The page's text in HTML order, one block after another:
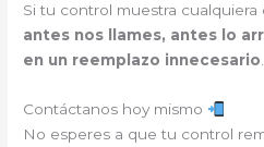
Si tu control muestra cualquiera
antes nos llames, antes lo
en un reemplazo innecesario.
Contáctanos hoy mismo
No esperes a que tu control